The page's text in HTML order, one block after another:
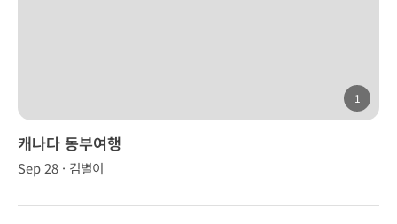
1
캐나다 동부여행
Sep 28 · 김별이